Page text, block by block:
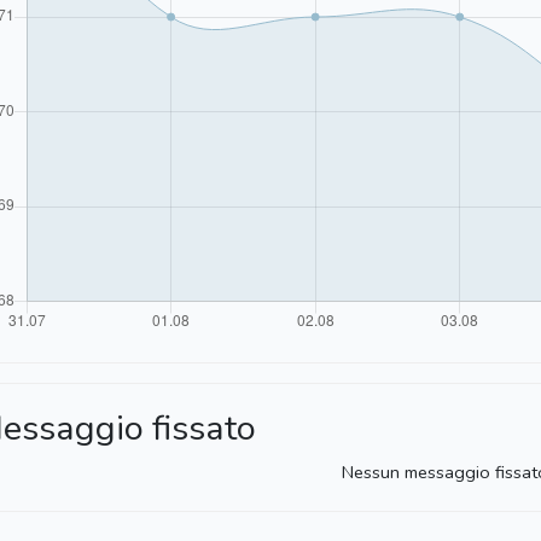
fissato
Nessun messaggio